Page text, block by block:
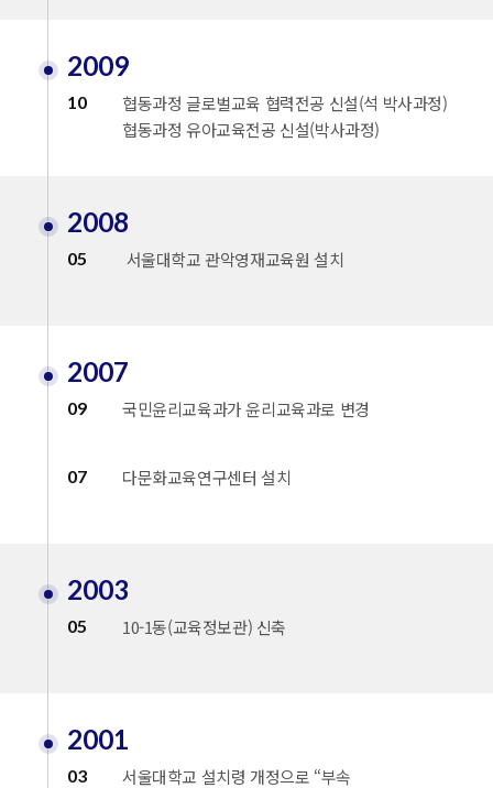
2009
10
협동과정 글로벌교육 협력전공 신설(석 박사과정)
협동과정 유아교육전공 신설(박사과정)
2008
05 서울대학교 관악영재교육원 설치
2007
09 국민윤리교육과가 윤리교육과로 변경
07 다문화교육연구센터 설치
2003
05 10-1동(교육정보관) 신축
2001
03 서울대학교 설치령 개정으로 “부속